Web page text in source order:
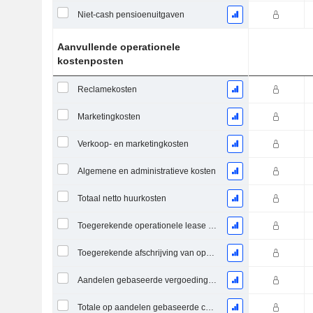
Niet-cash pensioenuitgaven
Aanvullende operationele
kostenposten
Reclamekosten
Marketingkosten
Verkoop- en marketingkosten
Algemene en administratieve kosten
Totaal netto huurkosten
Toegerekende operationele lease rente kosten
Toegerekende afschrijving van operationele lease
Aandelen gebaseerde vergoeding, overig (totaal)
Totale op aandelen gebaseerde compensatie